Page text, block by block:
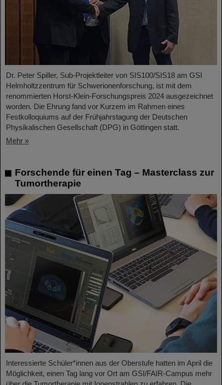
Dr. Peter Spiller, Sub-Projektleiter von SIS100/SIS18 am GSI
Helmholtzzentrum für Schwerionenforschung, ist mit dem
renommierten Horst-Klein-Forschungspreis 2024 ausgezeichnet
worden. Die Ehrung fand vor Kurzem im Rahmen eines
Festkolloquiums auf der Frühjahrstagung der Deutschen
Physikalischen Gesellschaft (DPG) in Göttingen statt.
Mehr »
Forschende für einen Tag – Masterclass zur
Tumortherapie
Interessierte Schüler*innen aus der Oberstufe hatten im April die
Möglichkeit, einen Tag lang vor Ort am GSI/FAIR-Campus mehr